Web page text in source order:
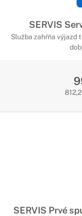
SERVIS
Služba zahŕňa výjazd
SERVIS Prvé